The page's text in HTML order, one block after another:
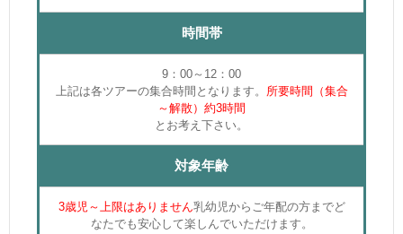
時間帯
9：00～12：00
上記は各ツアーの集合時間となります。 所要時間（集合
～解散）約3時間
とお考え下さい。
対象年齢
3歳児～ 上限はありません乳幼児からご年配の方までど
なたでも安心して楽しんでいただけます。